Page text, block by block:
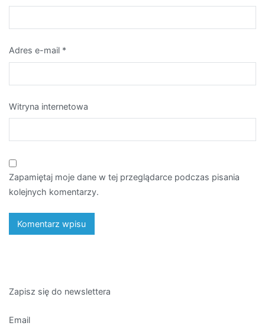
Adres e-mail *
Witryna internetowa
Zapamiętaj moje dane w tej przeglądarce podczas pisania
kolejnych komentarzy.
Zapisz się do newslettera
Email